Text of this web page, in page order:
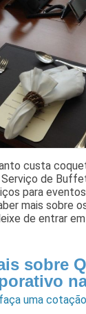
custa
de
para
mais sobre
de entrar
sobre
faça uma cotação